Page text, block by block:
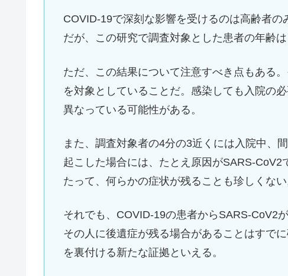
COVID-19で深刻な影響を受けるのは高齢者の
だが、この研究で調査対象とした患者の年齢
ただ、この結果について注意すべき点もある
を対象としていることだ。感染しても入院の
異なっている可能性がある。
また、調査対象者の4分の3近くには入院中、
起こした場合には、たとえ原因がSARS-
たって、何らかの症状が残ることも珍しくない
それでも、COVID-19の患者からSARS-CoV2
その人に後遺症が残る場合があることはすで
を裏付ける新たな証拠といえる。